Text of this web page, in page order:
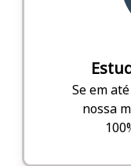
Se em
nossa